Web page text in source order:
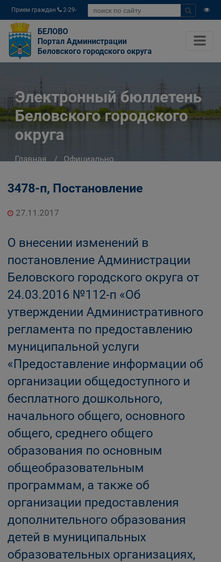
Прием граждан
2-29-
04
БЕЛОВО
Портал Администрации
Беловского городского округа
Электронный бюллетень
Беловского городского
округа
Главная
Официально
городского округа
3478-п, Постановление
27.11.2017
О внесении изменений в
постановление Администрации
Беловского городского округа от
24.03.2016 №112-п «Об
утверждении Административного
регламента по предоставлению
муниципальной услуги
«Предоставление информации об
организации общедоступного и
бесплатного дошкольного,
начального общего, основного
общего, среднего общего
образования по основным
общеобразовательным
программам, а также об
организации предоставления
дополнительного образования
детей в муниципальных
образовательных организациях,